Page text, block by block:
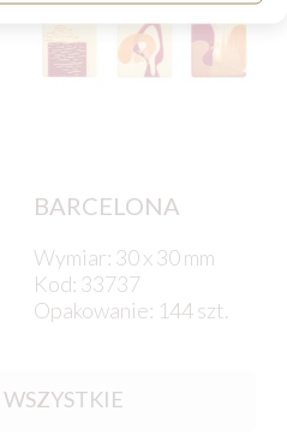
BARCELONA
Wymiar: 30 x 30 mm
Kod: 33737
Opakowanie: 144 szt.